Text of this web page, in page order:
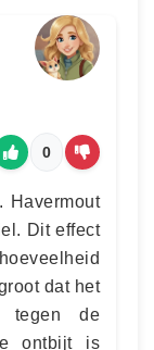
0
Havermout
Dit effect
dat het
tegen de
ontbijt is